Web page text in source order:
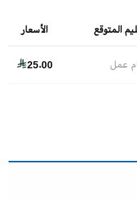
المتوقع الأسعار
عمل 25.00